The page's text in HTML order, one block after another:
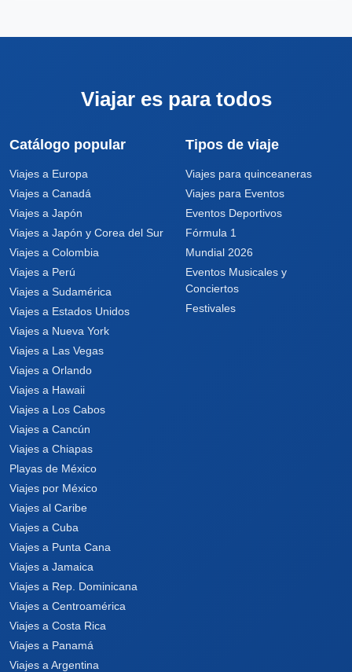
Viajar es para todos
Catálogo popular
Viajes a Europa
Viajes a Canadá
Viajes a Japón
Viajes a Japón y Corea del Sur
Viajes a Colombia
Viajes a Perú
Viajes a Sudamérica
Viajes a Estados Unidos
Viajes a Nueva York
Viajes a Las Vegas
Viajes a Orlando
Viajes a Hawaii
Viajes a Los Cabos
Viajes a Cancún
Viajes a Chiapas
Playas de México
Viajes por México
Viajes al Caribe
Viajes a Cuba
Viajes a Punta Cana
Viajes a Jamaica
Viajes a Rep. Dominicana
Viajes a Centroamérica
Viajes a Costa Rica
Viajes a Panamá
Viajes a Argentina
Tipos de viaje
Viajes para quinceaneras
Viajes para Eventos
Eventos Deportivos
Fórmula 1
Mundial 2026
Eventos Musicales y
Conciertos
Festivales